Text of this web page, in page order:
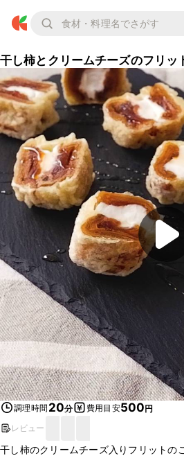
干し柿とクリームチーズのフリッ
調理時間 20分 費用目安500円
レビュー
干し柿のクリームチーズ入りフリットの